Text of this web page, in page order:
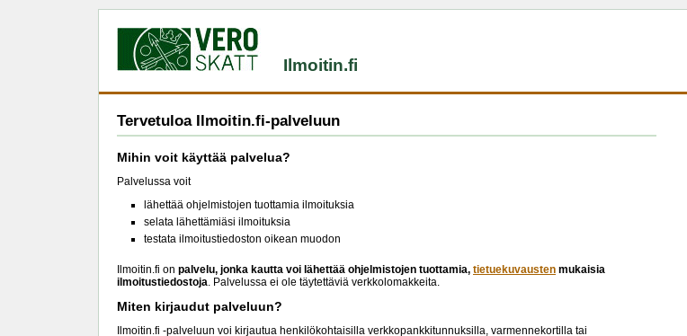
Ilmoitin.fi
Tervetuloa Ilmoitin.fi-palveluun
Mihin voit käyttää palvelua?
Palvelussa voit
lähettää ohjelmistojen tuottamia ilmoituksia
selata lähettämiäsi ilmoituksia
testata ilmoitustiedoston oikean muodon
Ilmoitin.fi on palvelu, jonka kautta voi lähettää ohjelmistojen tuottamia, tietuekuvausten mukaisia
ilmoitustiedostoja. Palvelussa ei ole täytettäviä verkkolomakkeita.
Miten kirjaudut palveluun?
Ilmoitin.fi -palveluun voi kirjautua henkilökohtaisilla verkkopankkitunnuksilla, varmennekortilla tai